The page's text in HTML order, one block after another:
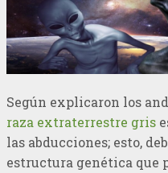
Según explicaron los
raza extraterrestre gris
las abducciones; esto,
estructura genética que